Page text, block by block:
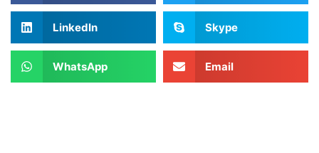
LinkedIn Skype
WhatsApp Email